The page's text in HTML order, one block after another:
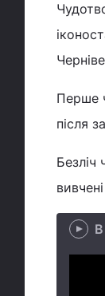
Перше
після
Безліч